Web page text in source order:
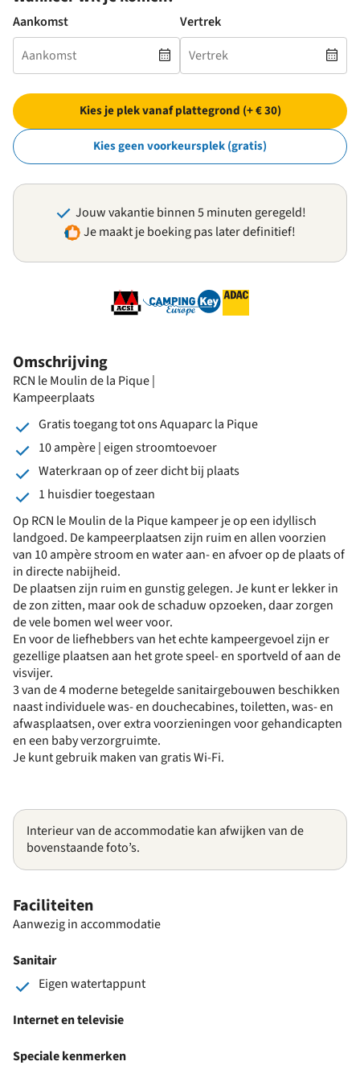
Omschrijving
RCN le Moulin de la Pique |
Kampeerplaats
Gratis toegang tot ons Aquaparc la Pique
10 ampère | eigen stroomtoevoer
Waterkraan op of zeer dicht bij plaats
1 huisdier toegestaan
Op RCN le Moulin de la Pique kampeer je op een idyllisch
landgoed. De kampeerplaatsen zijn ruim en allen voorzien
van 10 ampère stroom en water aan- en afvoer op de plaats of
in directe nabijheid.
De plaatsen zijn ruim en gunstig gelegen. Je kunt er lekker in
de zon zitten, maar ook de schaduw opzoeken, daar zorgen
de vele bomen wel weer voor.
En voor de liefhebbers van het echte kampeergevoel zijn er
gezellige plaatsen aan het grote speel- en sportveld of aan de
visvijer.
3 van de 4 moderne betegelde sanitairgebouwen beschikken
naast individuele was- en douchecabines, toiletten, was- en
afwasplaatsen, over extra voorzieningen voor gehandicapten
en een baby verzorgruimte.
Je kunt gebruik maken van gratis Wi-Fi.
Interieur van de accommodatie kan afwijken van de
bovenstaande foto’s.
Aankomst Vertrek
Kies je plek vanaf plattegrond (+ € 30)
Kies geen voorkeursplek (gratis)
Jouw vakantie binnen 5 minuten geregeld!
Je maakt je boeking pas later definitief!
Faciliteiten
Aanwezig in accommodatie
Sanitair
Eigen watertappunt
Internet en televisie
Speciale kenmerken